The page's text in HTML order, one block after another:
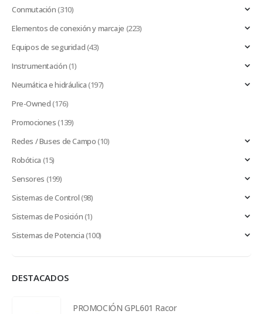
Conmutación(310)
Elementos de conexión y marcaje (223)
Equipos de seguridad(43)
Instrumentación(1)
Neumática e hidráulica(197)
Pre-Owned(176)
Promociones(139)
Redes / Buses de Campo(10)
Robótica (15)
Sensores (199)
Sistemas de Control(98)
Sistemas de Posición(1)
Sistemas de Potencia(100)
DESTACADOS
PROMOCIÓN GPL601 Racor